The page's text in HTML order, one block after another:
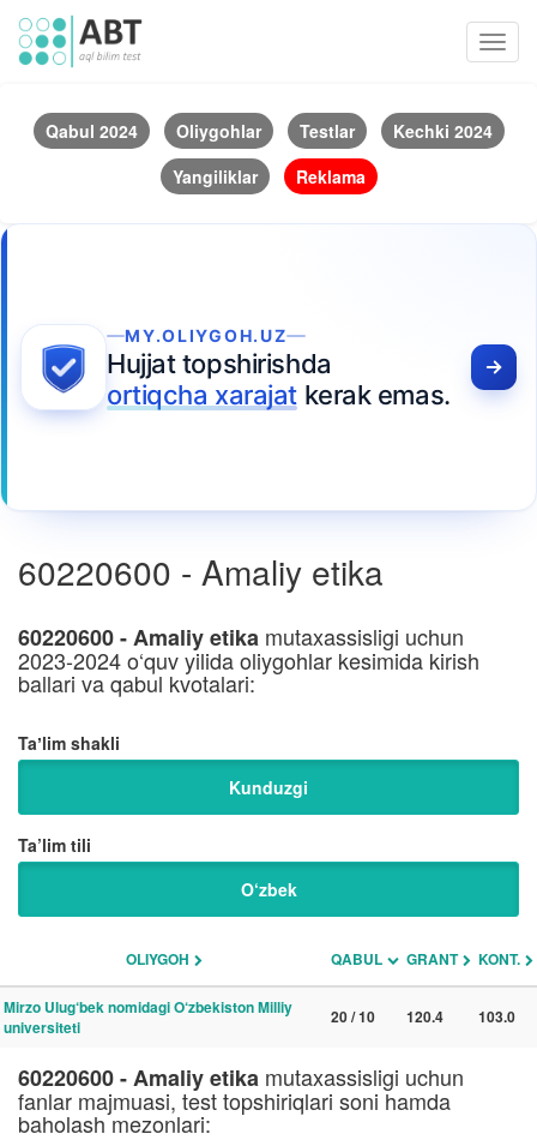
Qabul 2024 Oliygohlar Testlar
Kechki 2024
Yangiliklar
Reklama
MY.OLIYGOH.UZ
Hujjat topshirishda
ortiqcha xarajatkerak emas.
60220600 - Amaliy etika
60220600 - Amaliy etika mutaxassisligi uchun
2023-2024 o‘quv yilida oliygohlar kesimida kirish
ballari va qabul kvotalari:
Taʼlim shakli
Kunduzgi
Ta’lim tili
O‘zbek
OLIYGOH QABUL GRANT KONT.
Mirzo Ulug‘bek nomidagi O‘zbekiston Milliy
universiteti
20 / 10 120.4 103.0
60220600 - Amaliy etika mutaxassisligi uchun
fanlar majmuasi, test topshiriqlari soni hamda
baholash mezonlari: